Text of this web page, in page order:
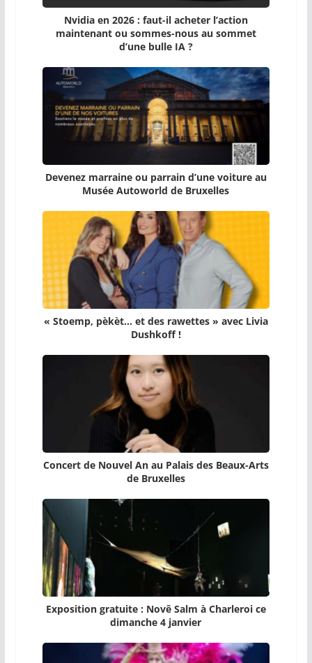
Nvidia en 2026 : faut-il acheter l’action
maintenant ou sommes-nous au sommet
d’une bulle IA ?
Devenez marraine ou parrain d’une voiture au
Musée Autoworld de Bruxelles
« Stoemp, pèkèt… et des rawettes » avec Livia
Dushkoff !
Concert de Nouvel An au Palais des Beaux-Arts
de Bruxelles
Exposition gratuite : Novê Salm à Charleroi ce
dimanche 4 janvier